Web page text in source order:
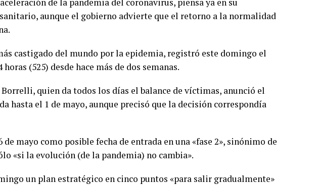
aunque el gobierno advierte que el retorno a la normalidad
castigado del mundo por la epidemia, registró este domingo el
(525) desde hace más de dos semanas.
quien da todos los días el balance de víctimas, anunció el
hasta el 1 de mayo, aunque precisó que la decisión correspondía
mayo como posible fecha de entrada en una «fase 2», sinónimo de
«si la evolución (de la pandemia) no cambia».
un plan estratégico en cinco puntos «para salir gradualmente»